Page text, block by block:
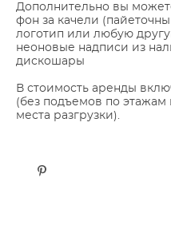
Дополнительно вы
фон за качели
логотип или любую
неоновые надписи из
дискошары
В стоимость аренды
(без подъемов по
места разгрузки).